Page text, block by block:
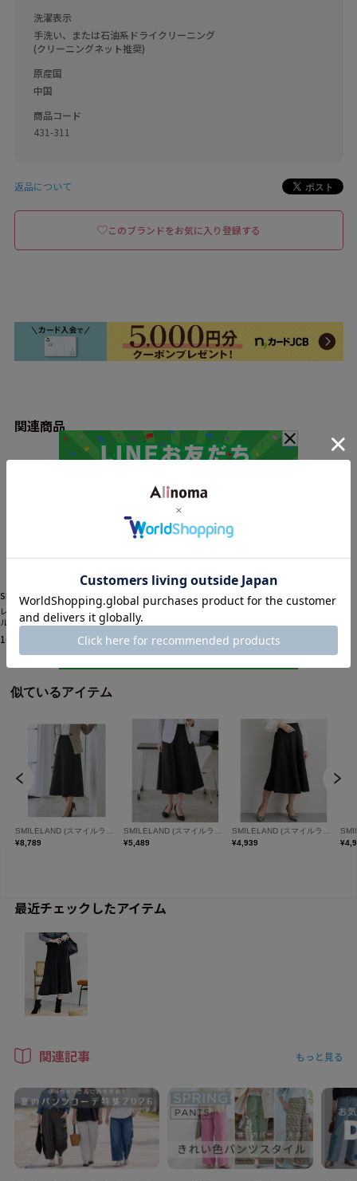
洗濯表示
手洗い、または石油系ドライクリーニング
(クリーニングネット推奨)
原産国
中国
商品コード
431-311
返品について
このブランドをお気に入り登録する
関連商品
SPECCHIO
レイヤード アンサンブル (シャト
ルオーバーサイズT+白シャツ）
16,500円
SPECCHIO
バイアスシャトル アシメントリ
ーヘムライン プルオーバートッ
16,500円 税込
最近チェックしたアイテム
関連記事 もっと見る